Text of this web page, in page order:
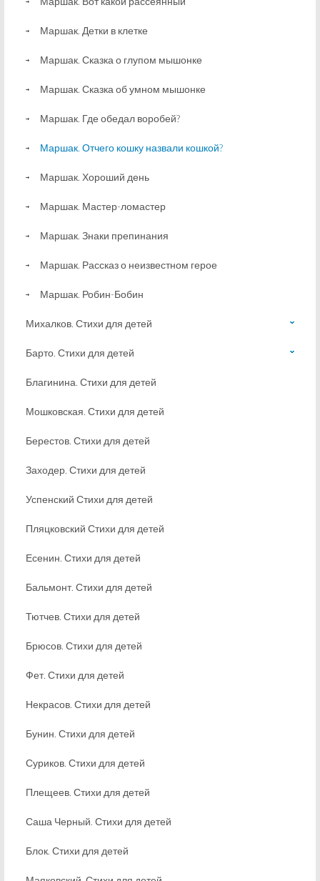
Маршак. Детки в клетке
Маршак. Сказка о глупом мышонке
Маршак. Сказка об умном мышонке
Маршак. Где обедал воробей?
Маршак. Отчего кошку назвали кошкой?
Маршак. Хороший день
Маршак. Мастер-ломастер
Маршак. Знаки препинания
Маршак. Рассказ о неизвестном герое
Маршак. Робин-Бобин
Михалков. Стихи для детей
Барто. Стихи для детей
Благинина. Стихи для детей
Мошковская. Стихи для детей
Берестов. Стихи для детей
Заходер. Стихи для детей
Успенский Стихи для детей
Пляцковский Стихи для детей
Есенин. Стихи для детей
Бальмонт. Стихи для детей
Тютчев. Стихи для детей
Брюсов. Стихи для детей
Фет. Стихи для детей
Некрасов. Стихи для детей
Бунин. Стихи для детей
Суриков. Стихи для детей
Плещеев. Стихи для детей
Саша Черный. Стихи для детей
Блок. Стихи для детей